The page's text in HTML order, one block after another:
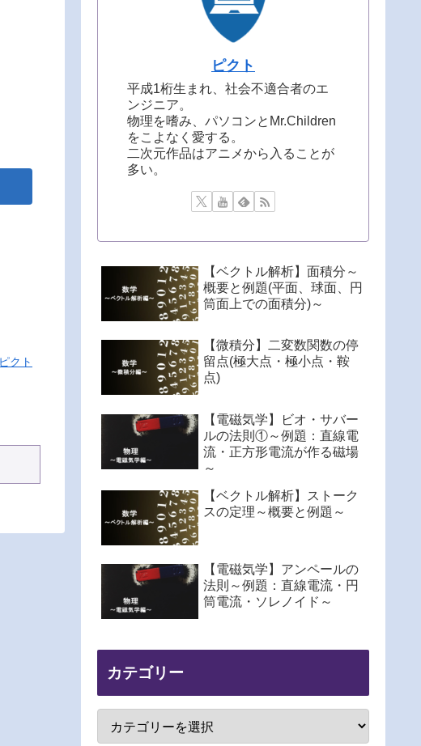
ピクト
ピクト
平成1桁生まれ、社会不適合者のエ
ンジニア。
物理を嗜み、パソコンとMr.Children
をこよなく愛する。
二次元作品はアニメから入ることが
多い。
【ベクトル解析】面積分～
概要と例題(平面、球面、円
筒面上での面積分)～
【微積分】二変数関数の停
留点(極大点・極小点・鞍
点)
【電磁気学】ビオ・サバー
ルの法則①～例題：直線電
流・正方形電流が作る磁場
～
【ベクトル解析】ストーク
スの定理～概要と例題～
【電磁気学】アンペールの
法則～例題：直線電流・円
筒電流・ソレノイド～
カテゴリー